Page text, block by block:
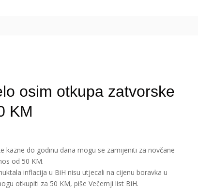
osim otkupa zatvorske
KM
kazne do godinu dana mogu se zamijeniti za novčane
od 50 KM.
inflacija u BiH nisu utjecali na cijenu boravka u
otkupiti za 50 KM, piše Večernji list BiH.